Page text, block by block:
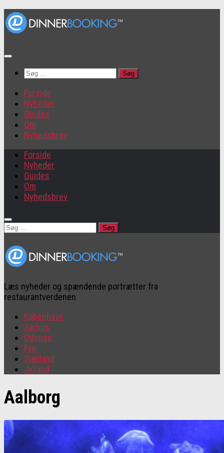
Søg
Forside
Nyheder
Guides
Om
Nyhedsbrev
Forside
Nyheder
Guides
Om
Nyhedsbrev
Søg
Læs nyheder og spændende portrætter fra
restaurantverdenen
København
Aarhus
Odense
Fyn
Sjælland
Jylland
Aalborg